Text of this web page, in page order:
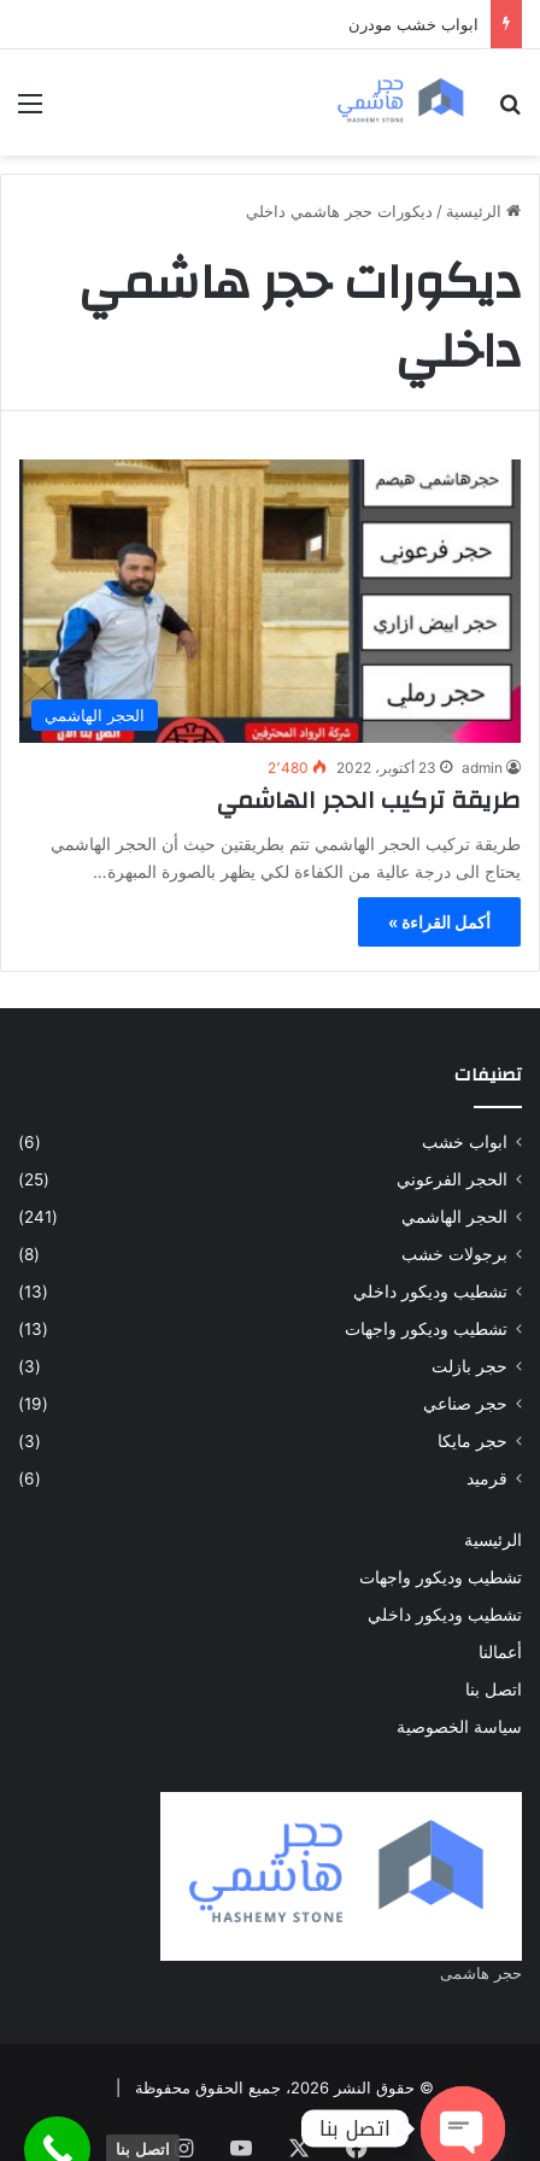
ابواب خشب مودرن
بحث عن
الرئيسية / ديكورات حجر هاشمي داخلي
ديكورات حجر هاشمي
داخلي
الحجر الهاشمي
admin 23 أكتوبر، 2022 2٬480
طريقة تركيب الحجر الهاشمي
طريقة تركيب الحجر الهاشمي تتم بطريقتين حيث أن الحجر الهاشمي
يحتاج الى درجة عالية من الكفاءة لكي يظهر بالصورة المبهرة…
أكمل القراءة »
تصنيفات
ابواب خشب
(6)
الحجر الفرعوني
(25)
الحجر الهاشمي
(241)
برجولات خشب
(8)
تشطيب وديكور داخلي
(13)
تشطيب وديكور واجهات
(13)
حجر بازلت
(3)
حجر صناعي
(19)
حجر مايكا
(3)
قرميد
(6)
الرئيسية
تشطيب وديكور واجهات
تشطيب وديكور داخلي
أعمالنا
اتصل بنا
سياسة الخصوصية
حجر هاشمى
© حقوق النشر 2026، جميع الحقوق محفوظة |
فيسبوك ‫YouTubeانستقرام
اتصل بنا
اتصل بنا